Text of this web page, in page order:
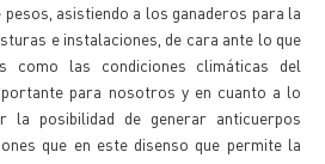
asistiendo a los ganaderos para la
e instalaciones, de cara ante lo que
como las condiciones climáticas del
para nosotros y en cuanto a lo
la posibilidad de generar anticuerpos
que en este disenso que permite la